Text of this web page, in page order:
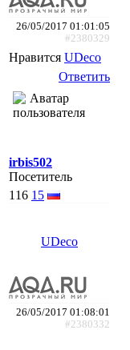
26/05/2017 01:01:05
#2380329
Нравится UDeco
Ответить
irbis502
Посетитель
116 15
UDeco
26/05/2017 01:08:01
#2380332